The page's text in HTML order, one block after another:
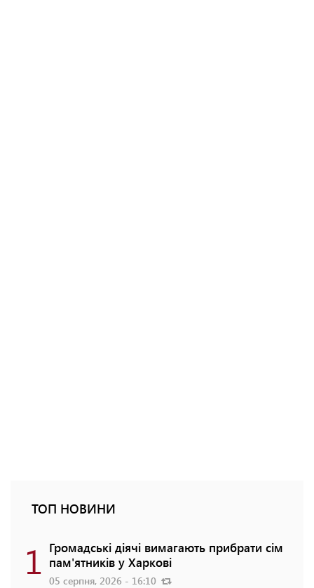
ТОП НОВИНИ
1 Громадські діячі вимагають прибрати сім
пам'ятників у Харкові
05 серпня, 2026 - 16:10